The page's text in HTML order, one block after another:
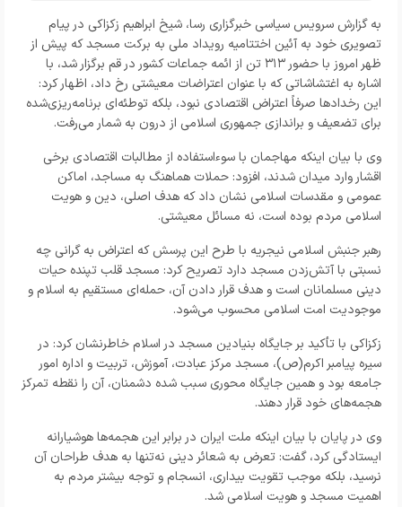
به گزارش سرویس سیاسی خبرگزاری رسا، شیخ ابراهیم زکزاکی در پیام
تصویری خود به آئین اختتامیه رویداد ملی به برکت مسجد که پیش از
ظهر امروز با حضور ۳۱۳ تن از ائمه جماعات کشور در قم برگزار شد، با
اشاره به اغتشاشاتی که با عنوان اعتراضات معیشتی رخ داد، اظهار کرد:
این رخدادها صرفاً اعتراض اقتصادی نبود، بلکه توطئه‌ای برنامه‌ریزی‌شده
برای تضعیف و براندازی جمهوری اسلامی از درون به شمار می‌رفت.
وی با بیان اینکه مهاجمان با سوءاستفاده از مطالبات اقتصادی برخی
اقشار وارد میدان شدند، افزود: حملات هماهنگ به مساجد، اماکن
عمومی و مقدسات اسلامی نشان داد که هدف اصلی، دین و هویت
اسلامی مردم بوده است، نه مسائل معیشتی.
رهبر جنبش اسلامی نیجریه با طرح این پرسش که اعتراض به گرانی چه
نسبتی با آتش‌زدن مسجد دارد تصریح کرد: مسجد قلب تپنده حیات
دینی مسلمانان است و هدف قرار دادن آن، حمله‌ای مستقیم به اسلام و
موجودیت امت اسلامی محسوب می‌شود.
زکزاکی با تأکید بر جایگاه بنیادین مسجد در اسلام خاطرنشان کرد: در
سیره پیامبر اکرم(ص)، مسجد مرکز عبادت، آموزش، تربیت و اداره امور
جامعه بود و همین جایگاه محوری سبب شده دشمنان، آن را نقطه تمرکز
هجمه‌های خود قرار دهند.
وی در پایان با بیان اینکه ملت ایران در برابر این هجمه‌ها هوشیارانه
ایستادگی کرد، گفت: تعرض به شعائر دینی نه‌تنها به هدف طراحان آن
نرسید، بلکه موجب تقویت بیداری، انسجام و توجه بیشتر مردم به
اهمیت مسجد و هویت اسلامی شد.